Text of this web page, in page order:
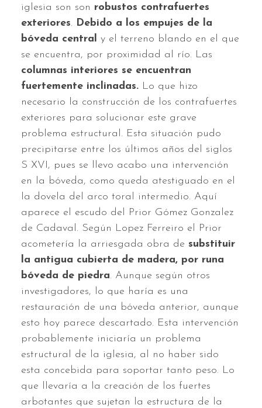
iglesia son son robustos contrafuertes
exteriores. Debido a los empujes de la
bóveda central
y el terreno blando en el que
se encuentra, por proximidad al río. Las
columnas interiores se encuentran
fuertemente inclinadas. Lo que hizo
necesario la construcción de los contrafuertes
exteriores para solucionar este grave
problema estructural. Esta situación pudo
precipitarse entre los últimos años del siglos
S XVI, pues se llevo acabo una intervención
en la bóveda, como queda atestiguado en el
la dovela del arco toral intermedio. Aquí
aparece el escudo del Prior Gómez Gonzalez
de Cadaval. Según Lopez Ferreiro el Prior
acometería la arriesgada obra de substituir
la antigua cubierta de madera, por runa
bóveda de piedra. Aunque según otros
investigadores, lo que haría es una
restauración de una bóveda anterior, aunque
esto hoy parece descartado. Esta intervención
probablemente iniciaría un problema
estructural de la iglesia, al no haber sido
esta concebida para soportar tanto peso. Lo
que llevaría a la creación de los fuertes
arbotantes que sujetan la estructura de la